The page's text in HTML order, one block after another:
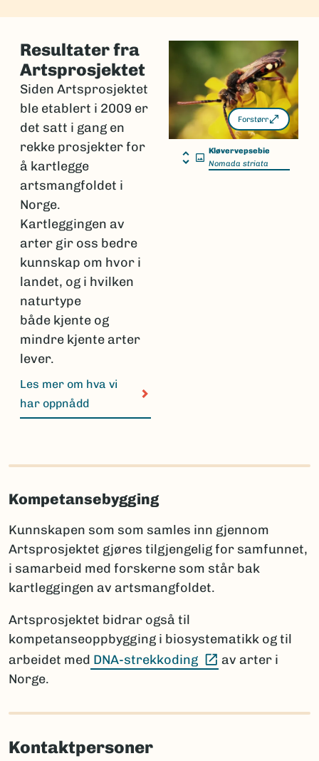
Forstørr
Kløvervepsebie
Nomada striata
Resultater fra
Artsprosjektet
Siden Artsprosjektet
ble etablert i 2009 er
det satt i gang en
rekke prosjekter for
å kartlegge
artsmangfoldet i
Norge.
Kartleggingen av
arter gir oss bedre
kunnskap om hvor i
landet, og i hvilken
naturtype
både kjente og
mindre kjente arter
lever.
Les mer om hva vi
har oppnådd
Kompetansebygging
Kunnskapen som som samles inn gjennom
Artsprosjektet gjøres tilgjengelig for samfunnet,
i samarbeid med forskerne som står bak
kartleggingen av artsmangfoldet.
Artsprosjektet bidrar også til
kompetanseoppbygging i biosystematikk og til
arbeidet med DNA-strekkoding (Ekstern lenke)
av arter i
Norge.
Kontaktpersoner